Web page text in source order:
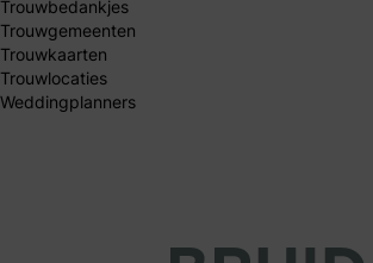
Trouwbedankjes
Trouwgemeenten
Trouwkaarten
Trouwlocaties
Weddingplanners